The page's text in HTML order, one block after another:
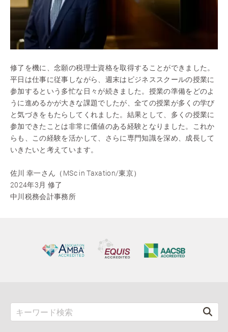
修了を機に、念願の税理士資格を取得することができました。
平日は仕事に従事しながら、週末はビジネススクールの授業に
参加するという多忙な日々が続きました。授業の準備をどのよ
うに進めるかが大きな課題でしたが、全ての授業が多くの学び
と気づきをもたらしてくれました。結果として、多くの授業に
参加できたことは非常に価値のある経験となりました。これか
らも、この経験を活かして、さらに専門知識を深め、成長して
いきたいと考えています。
佐川 幸一さん（MSc in Taxation/東京）
2024年3月 修了
中川税務会計事務所